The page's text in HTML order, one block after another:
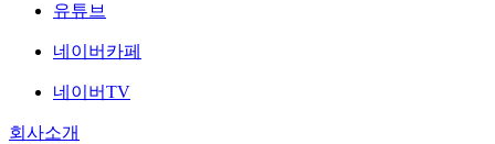
유튜브
네이버카페
네이버TV
회사소개